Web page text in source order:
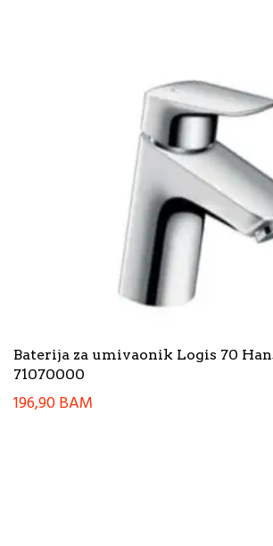
Baterija za umivaonik Logis 70
71070000
196,90BAM